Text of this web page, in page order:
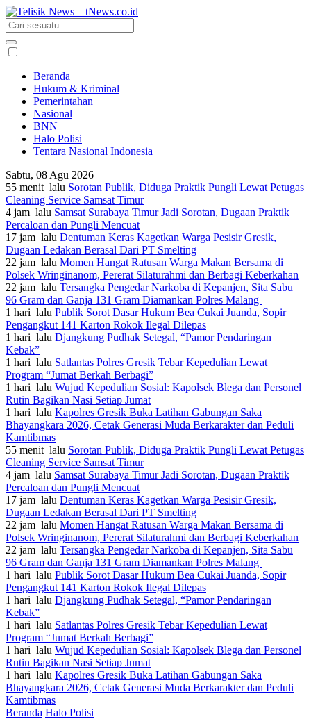
Beranda
Hukum & Kriminal
Pemerintahan
Nasional
BNN
Halo Polisi
Tentara Nasional Indonesia
Sabtu, 08 Agu 2026
55 menit lalu Sorotan Publik, Diduga Praktik Pungli Lewat Petugas
Cleaning Service Samsat Timur
4 jam lalu Samsat Surabaya Timur Jadi Sorotan, Dugaan Praktik
Percaloan dan Pungli Mencuat
17 jam lalu Dentuman Keras Kagetkan Warga Pesisir Gresik,
Dugaan Ledakan Berasal Dari PT Smelting
22 jam lalu Momen Hangat Ratusan Warga Makan Bersama di
Polsek Wringinanom, Pererat Silaturahmi dan Berbagi Keberkahan
22 jam lalu Tersangka Pengedar Narkoba di Kepanjen, Sita Sabu
96 Gram dan Ganja 131 Gram Diamankan Polres Malang
1 hari lalu Publik Sorot Dasar Hukum Bea Cukai Juanda, Sopir
Pengangkut 141 Karton Rokok Ilegal Dilepas
1 hari lalu Djangkung Pudhak Setegal, “Pamor Pendaringan
Kebak”
1 hari lalu Satlantas Polres Gresik Tebar Kepedulian Lewat
Program “Jumat Berkah Berbagi”
1 hari lalu Wujud Kepedulian Sosial: Kapolsek Blega dan Personel
Rutin Bagikan Nasi Setiap Jumat
1 hari lalu Kapolres Gresik Buka Latihan Gabungan Saka
Bhayangkara 2026, Cetak Generasi Muda Berkarakter dan Peduli
Kamtibmas
55 menit lalu Sorotan Publik, Diduga Praktik Pungli Lewat Petugas
Cleaning Service Samsat Timur
4 jam lalu Samsat Surabaya Timur Jadi Sorotan, Dugaan Praktik
Percaloan dan Pungli Mencuat
17 jam lalu Dentuman Keras Kagetkan Warga Pesisir Gresik,
Dugaan Ledakan Berasal Dari PT Smelting
22 jam lalu Momen Hangat Ratusan Warga Makan Bersama di
Polsek Wringinanom, Pererat Silaturahmi dan Berbagi Keberkahan
22 jam lalu Tersangka Pengedar Narkoba di Kepanjen, Sita Sabu
96 Gram dan Ganja 131 Gram Diamankan Polres Malang
1 hari lalu Publik Sorot Dasar Hukum Bea Cukai Juanda, Sopir
Pengangkut 141 Karton Rokok Ilegal Dilepas
1 hari lalu Djangkung Pudhak Setegal, “Pamor Pendaringan
Kebak”
1 hari lalu Satlantas Polres Gresik Tebar Kepedulian Lewat
Program “Jumat Berkah Berbagi”
1 hari lalu Wujud Kepedulian Sosial: Kapolsek Blega dan Personel
Rutin Bagikan Nasi Setiap Jumat
1 hari lalu Kapolres Gresik Buka Latihan Gabungan Saka
Bhayangkara 2026, Cetak Generasi Muda Berkarakter dan Peduli
Kamtibmas
Beranda Halo Polisi